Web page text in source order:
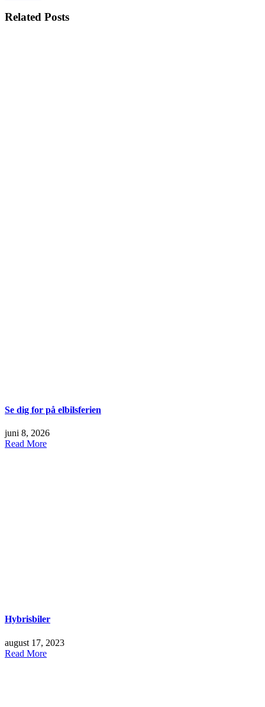
Related Posts
Se dig for på elbilsferien
juni 8, 2026
Read More
Hybrisbiler
august 17, 2023
Read More